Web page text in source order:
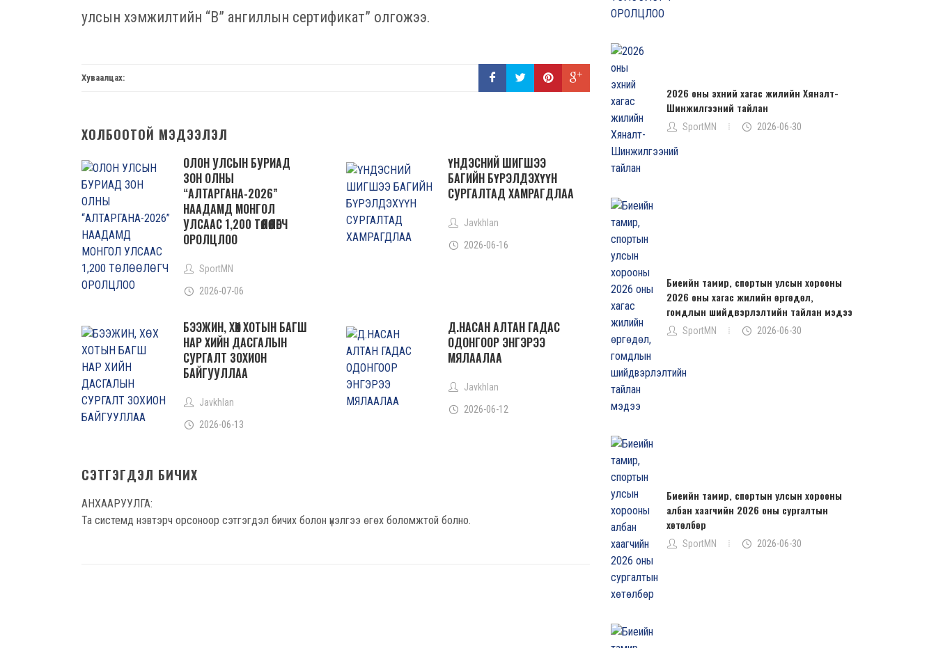
улсын хэмжилтийн “В” ангиллын сертификат” олгожээ.
Хуваалцах:
ХОЛБООТОЙ МЭДЭЭЛЭЛ
ОЛОН УЛСЫН БУРИАД
ЗОН ОЛНЫ
“АЛТАРГАНА-2026”
НААДАМД МОНГОЛ
УЛСААС 1,200 ТӨЛӨӨЛӨГЧ
ОРОЛЦЛОО
SportMN
2026-07-06
ҮНДЭСНИЙ ШИГШЭЭ
БАГИЙН БҮРЭЛДЭХҮҮН
СУРГАЛТАД ХАМРАГДЛАА
Javkhlan
2026-06-16
БЭЭЖИН, ХӨХ ХОТЫН БАГШ
НАР ХИЙН ДАСГАЛЫН
СУРГАЛТ ЗОХИОН
БАЙГУУЛЛАА
Javkhlan
2026-06-13
Д.НАСАН АЛТАН ГАДАС
ОДОНГООР ЭНГЭРЭЭ
МЯЛААЛАА
Javkhlan
2026-06-12
СЭТГЭГДЭЛ БИЧИХ
АНХААРУУЛГА:
Та системд нэвтэрч орсоноор сэтгэгдэл бичих болон үнэлгээ өгөх боломжтой болно.
2026 оны эхний хагас жилийн Хяналт-
Шинжилгээний тайлан
SportMN 2026-06-30
Биеийн тамир, спортын улсын хорооны
2026 оны хагас жилийн өргөдөл,
гомдлын шийдвэрлэлтийн тайлан мэдээ
SportMN 2026-06-30
Биеийн тамир, спортын улсын хорооны
албан хаагчийн 2026 оны сургалтын
хөтөлбөр
SportMN 2026-06-30